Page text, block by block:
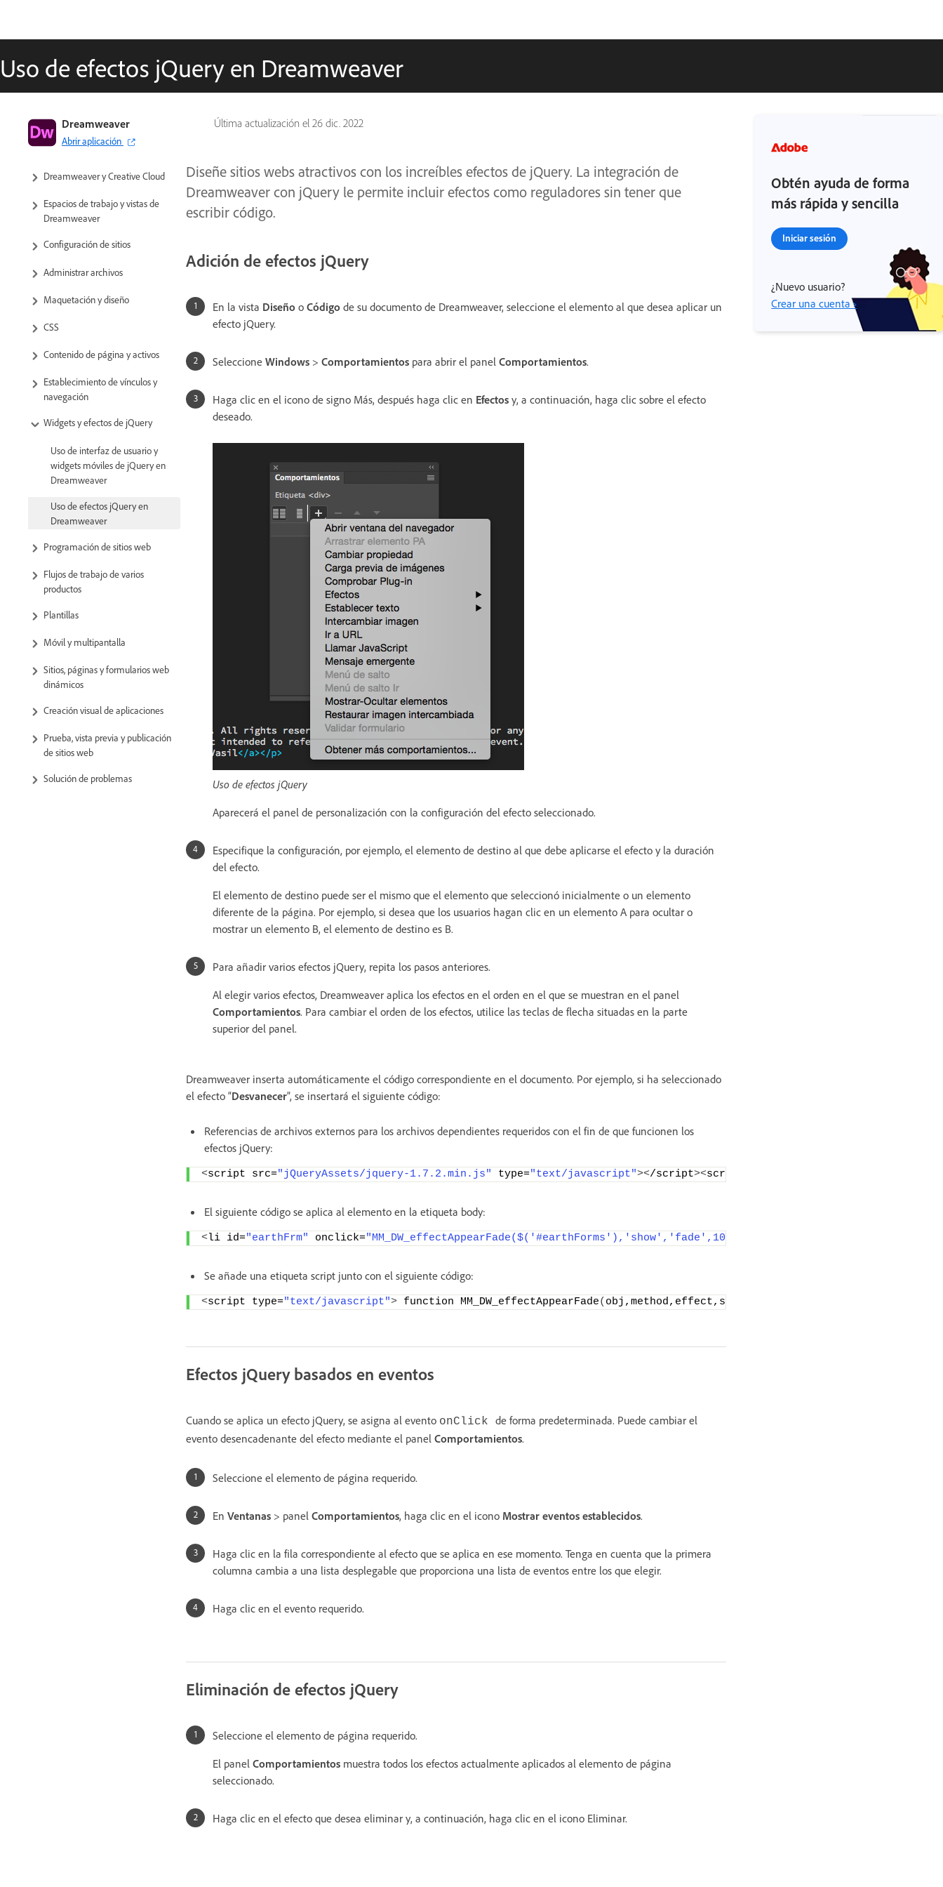
Uso de efectos jQuery en Dreamweaver
Última actualización el 26 dic. 2022
Dreamweaver
Abrir aplicación
Guía del usuario de Dreamweaver
Introducción
Dreamweaver y Creative Cloud
Espacios de trabajo y vistas de
Dreamweaver
Configuración de sitios
Administrar archivos
Maquetación y diseño
CSS
Contenido de página y activos
Establecimiento de vínculos y
navegación
Widgets y efectos de jQuery
Uso de interfaz de usuario y
widgets móviles de jQuery en
Dreamweaver
Uso de efectos jQuery en
Dreamweaver
Programación de sitios web
Flujos de trabajo de varios
productos
Plantillas
Móvil y multipantalla
Sitios, páginas y formularios web
dinámicos
Creación visual de aplicaciones
Prueba, vista previa y publicación
de sitios web
Solución de problemas
Diseñe sitios webs atractivos con los increíbles efectos de jQuery. La integración de
Dreamweaver con jQuery le permite incluir efectos como reguladores sin tener que
escribir código.
Adición de efectos jQuery
En la vista Diseño o Código de su documento de Dreamweaver, seleccione el elemento al que desea aplicar un
efecto jQuery.
Seleccione Windows > Comportamientos para abrir el panel Comportamientos.
Haga clic en el icono de signo Más, después haga clic en Efectos y, a continuación, haga clic sobre el efecto
deseado.
Uso de efectos jQuery
Aparecerá el panel de personalización con la configuración del efecto seleccionado.
Especifique la configuración, por ejemplo, el elemento de destino al que debe aplicarse el efecto y la duración
del efecto.
El elemento de destino puede ser el mismo que el elemento que seleccionó inicialmente o un elemento
diferente de la página. Por ejemplo, si desea que los usuarios hagan clic en un elemento A para ocultar o
mostrar un elemento B, el elemento de destino es B.
Para añadir varios efectos jQuery, repita los pasos anteriores.
Al elegir varios efectos, Dreamweaver aplica los efectos en el orden en el que se muestran en el panel
Comportamientos. Para cambiar el orden de los efectos, utilice las teclas de flecha situadas en la parte
superior del panel.
Dreamweaver inserta automáticamente el código correspondiente en el documento. Por ejemplo, si ha seleccionado
el efecto “Desvanecer”, se insertará el siguiente código:
Referencias de archivos externos para los archivos dependientes requeridos con el fin de que funcionen los
efectos jQuery:
<script src="jQueryAssets/jquery-1.7.2.min.js" type="text/javascript"></script><script src=
El siguiente código se aplica al elemento en la etiqueta body:
<li id="earthFrm" onclick="MM_DW_effectAppearFade($('#earthForms'),'show','fade',1000)"
Se añade una etiqueta script junto con el siguiente código:
<script type="text/javascript"> function MM_DW_effectAppearFade( obj,method,effect,speed
Efectos jQuery basados en eventos
Cuando se aplica un efecto jQuery, se asigna al evento onClick de forma predeterminada. Puede cambiar el
evento desencadenante del efecto mediante el panel Comportamientos.
Seleccione el elemento de página requerido.
En Ventanas > panel Comportamientos, haga clic en el icono Mostrar eventos establecidos.
Haga clic en la fila correspondiente al efecto que se aplica en ese momento. Tenga en cuenta que la primera
columna cambia a una lista desplegable que proporciona una lista de eventos entre los que elegir.
Haga clic en el evento requerido.
Eliminación de efectos jQuery
Seleccione el elemento de página requerido.
El panel Comportamientos muestra todos los efectos actualmente aplicados al elemento de página
seleccionado.
Haga clic en el efecto que desea eliminar y, a continuación, haga clic en el icono Eliminar.
Obtén ayuda de forma
más rápida y sencilla
Iniciar sesión
¿Nuevo usuario?
Crear una cuenta ›